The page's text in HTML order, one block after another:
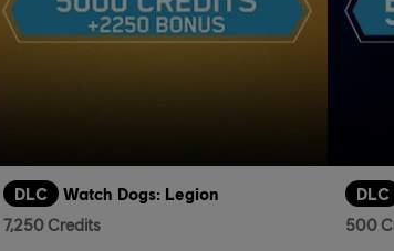
DLC Watch Dogs: Legion
7,250 Credits
DLC
500